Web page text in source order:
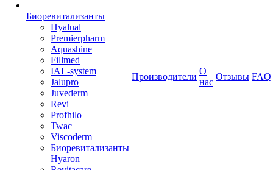
Биоревитализанты
Hyalual
Premierpharm
Aquashine
Fillmed
IAL-system
Jalupro
Juvederm
Revi
Profhilo
Twac
Viscoderm
Биоревитализанты
Hyaron
Производители
О
нас
Отзывы FAQ